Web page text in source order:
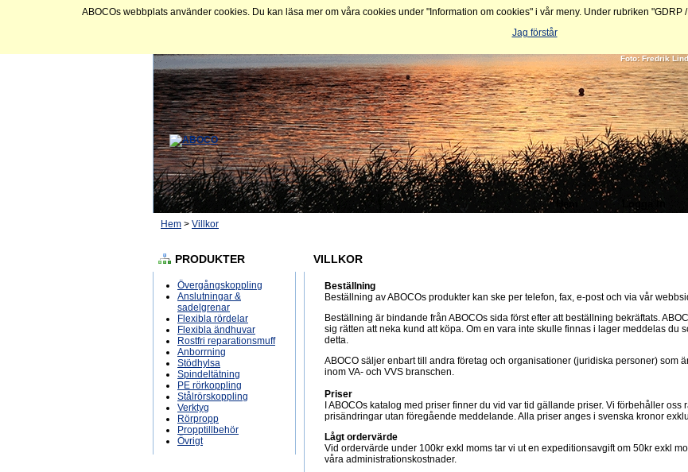
ABOCOs webbplats använder cookies. Du kan läsa mer om våra cookies under "Information om cookies" i vår meny. Under rubriken
Jag förstår
Foto: Fredrik
Hem Logga In
Hem > Villkor
PRODUKTER
Övergångskoppling
Anslutningar &
sadelgrenar
Flexibla rördelar
Flexibla ändhuvar
Rostfri reparationsmuff
Anborrning
Stödhylsa
Spindeltätning
PE rörkoppling
Stålrörskoppling
Verktyg
Rörpropp
Propptillbehör
Övrigt
VILLKOR
Beställning
Beställning av ABOCOs produkter kan ske per telefon, fax, e-post och via vår
Beställning är bindande från ABOCOs sida först efter att beställning bekräftats.
sig rätten att neka kund att köpa. Om en vara inte skulle finnas i lager meddelas du
detta.
ABOCO säljer enbart till andra företag och organisationer (juridiska personer) som
inom VA- och VVS branschen.
Priser
I ABOCOs katalog med priser finner du vid var tid gällande priser. Vi förbehåller oss
prisändringar utan föregående meddelande. Alla priser anges i svenska kronor
Lågt ordervärde
Vid ordervärde under 100kr exkl moms tar vi ut en expeditionsavgift om 50kr exkl
våra administrationskostnader.